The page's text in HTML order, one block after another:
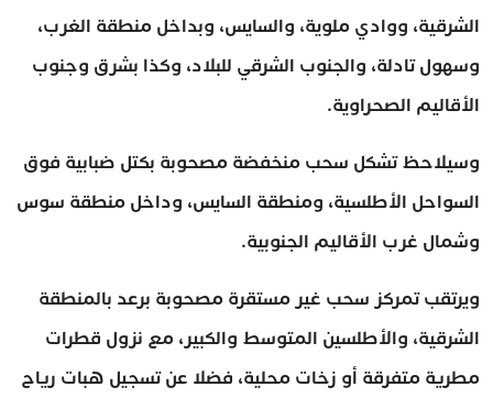
الشرقية، ووادي ملوية، والسايس، وبداخل منطقة الغرب،
وسهول تادلة، والجنوب الشرقي للبلاد، وكذا بشرق وجنوب
الأقاليم الصحراوية.
وسيلاحظ تشكل سحب منخفضة مصحوبة بكتل ضبابية فوق
السواحل الأطلسية، ومنطقة السايس، وداخل منطقة سوس
وشمال غرب الأقاليم الجنوبية.
ويرتقب تمركز سحب غير مستقرة مصحوبة برعد بالمنطقة
الشرقية، والأطلسين المتوسط والكبير، مع نزول قطرات
مطرية متفرقة أو زخات محلية، فضلا عن تسجيل هبات رياح